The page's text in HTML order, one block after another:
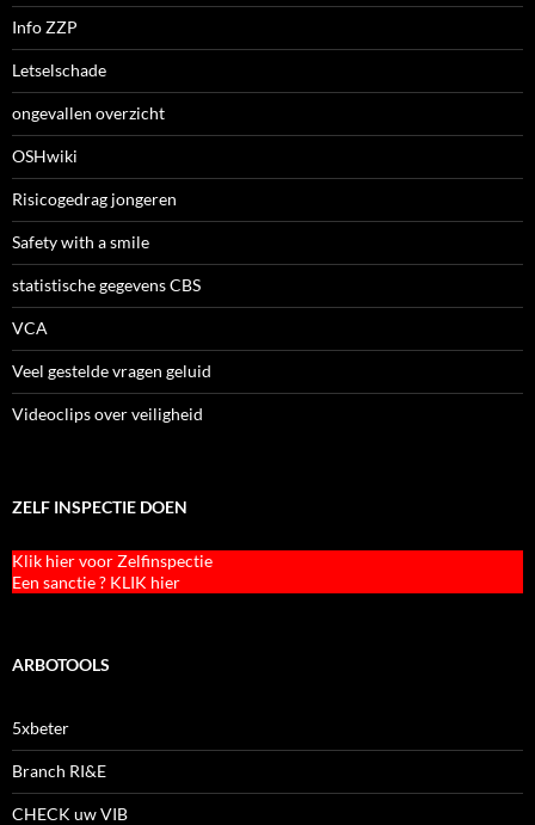
Info ZZP
Letselschade
ongevallen overzicht
OSHwiki
Risicogedrag jongeren
Safety with a smile
statistische gegevens CBS
VCA
Veel gestelde vragen geluid
Videoclips over veiligheid
ZELF INSPECTIE DOEN
Klik hier voor Zelfinspectie
Een sanctie ? KLIK hier
ARBOTOOLS
5xbeter
Branch RI&E
CHECK uw VIB